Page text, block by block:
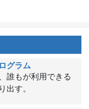
グラム
誰もが利用できる
出す。